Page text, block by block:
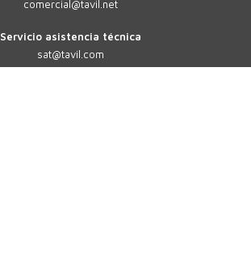
comercial@tavil.net
Servicio asistencia técnica
sat@tavil.com